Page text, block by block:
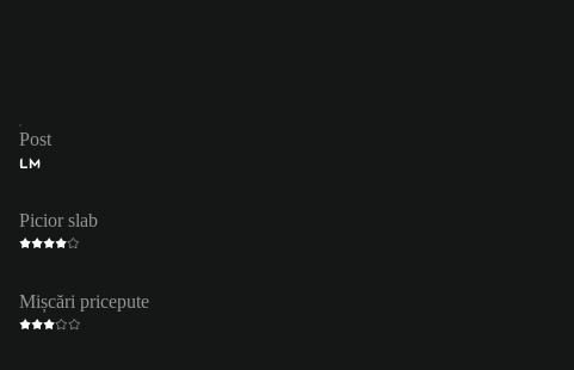
Post
LM
Picior slab
Mișcări pricepute